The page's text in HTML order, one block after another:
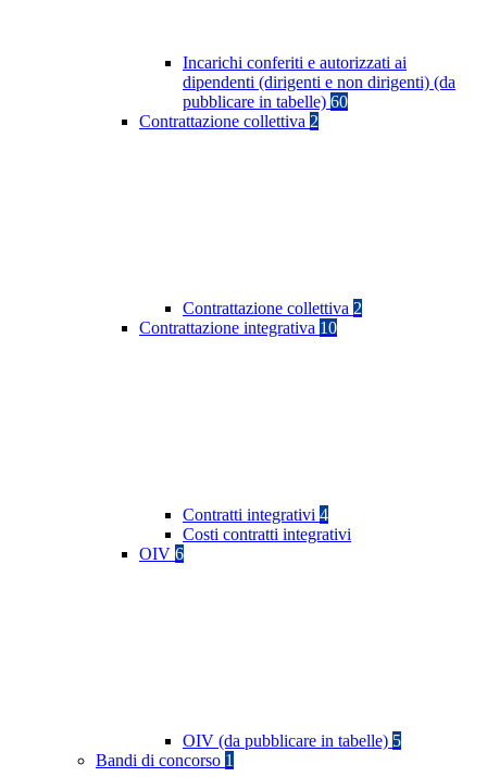
Incarichi conferiti e autorizzati ai
dipendenti (dirigenti e non dirigenti) (da
pubblicare in tabelle) 60
Contrattazione collettiva 2
Contrattazione collettiva 2
Contrattazione integrativa 10
Contratti integrativi 4
Costi contratti integrativi
OIV 6
OIV (da pubblicare in tabelle) 5
Bandi di concorso 1